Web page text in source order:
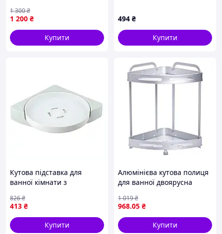
на колесах / Пересувний
органайзер 4 полиці
1 200 ₴
1 300₴
Купити
494 ₴
Купити
Кутова підставка для
ванної кімнати з
використанням і стильним
дизайном
413 ₴
826₴
Купити
Алюмінієва кутова полиця
для ванної двоярусна
968.05 ₴
1 019₴
Купити